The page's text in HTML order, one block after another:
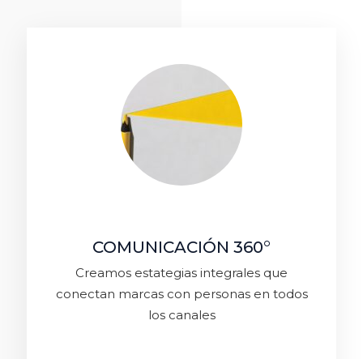
COMUNICACIÓN 360°
Creamos estategias integrales que
conectan marcas con personas en todos
los canales